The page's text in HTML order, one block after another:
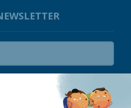
les newsletters de Coral